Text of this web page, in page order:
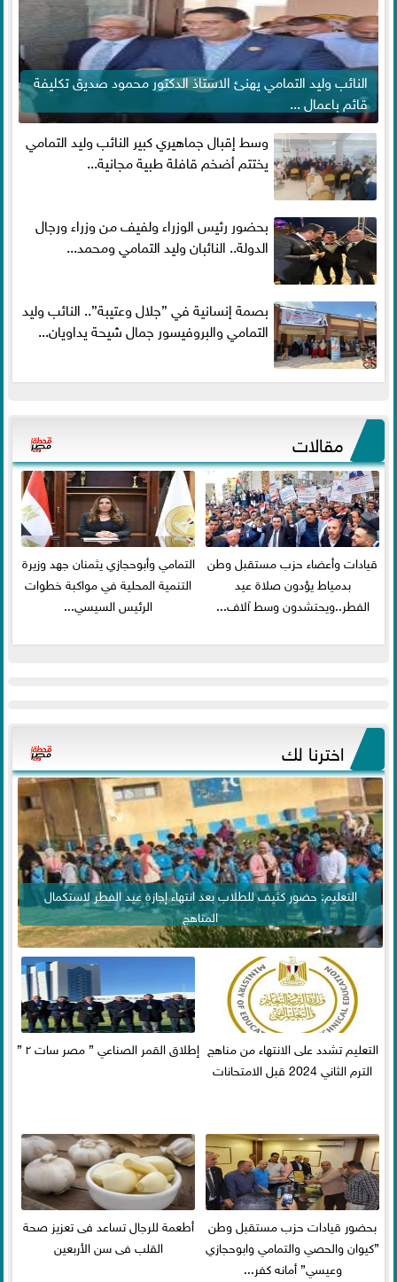
النائب وليد التمامي يهنئ الاستاذ الدكتور محمود صديق تكليفة
قائم باعمال ...
وسط إقبال جماهيري كبير النائب وليد التمامي
يختتم أضخم قافلة طبية مجانية...
بحضور رئيس الوزراء ولفيف من وزراء ورجال
الدولة.. النائبان وليد التمامي ومحمد...
بصمة إنسانية في ”جلال وعتيبة”.. النائب وليد
التمامي والبروفيسور جمال شيحة يداويان...
مقالات
قيادات وأعضاء حزب مستقبل وطن
بدمياط يؤدون صلاة عيد
الفطر..ويحتشدون وسط آلاف...
التمامي وأبوحجازي يثمنان جهد وزيرة
التنمية المحلية في مواكبة خطوات
الرئيس السيسي...
اخترنا لك
التعليم: حضور كثيف للطلاب بعد انتهاء إجازة عيد الفطر لاستكمال
المناهج
التعليم تشدد على الانتهاء من مناهج
الترم الثاني 2024 قبل الامتحانات
إطلاق القمر الصناعي ” مصر سات ٢ ”
بحضور قيادات حزب مستقبل وطن
”كيوان والحصي والتمامي وابوحجازي
وعيسي” أمانه كفر...
أطعمة للرجال تساعد فى تعزيز صحة
القلب فى سن الأربعين